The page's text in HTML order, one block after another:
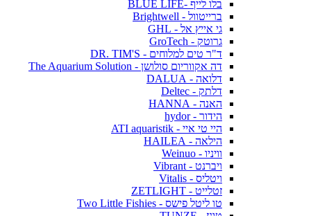
בלו לייף -BLUE LIFE
ברייטוול - Brightwell
גי אייץ אל - GHL
גרוטק - GroTech
ד"ר טים למלוחים - DR. TIM'S
דה אקווריום סולושן - The Aquarium Solution
דלואה - DALUA
דלתק - Deltec
האנה - HANNA
הידור - hydor
היי טי איי - ATI aquaristik
הילאה - HAILEA
וויניו - Weinuo
ויברנט - Vibrant
ויטליס - Vitalis
זטלייט - ZETLIGHT
טו ליטל פישס - Two Little Fishies